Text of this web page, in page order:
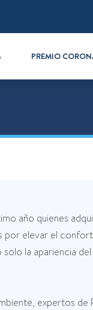
PREMIO
año quienes
elevar el
la apariencia
expertos de